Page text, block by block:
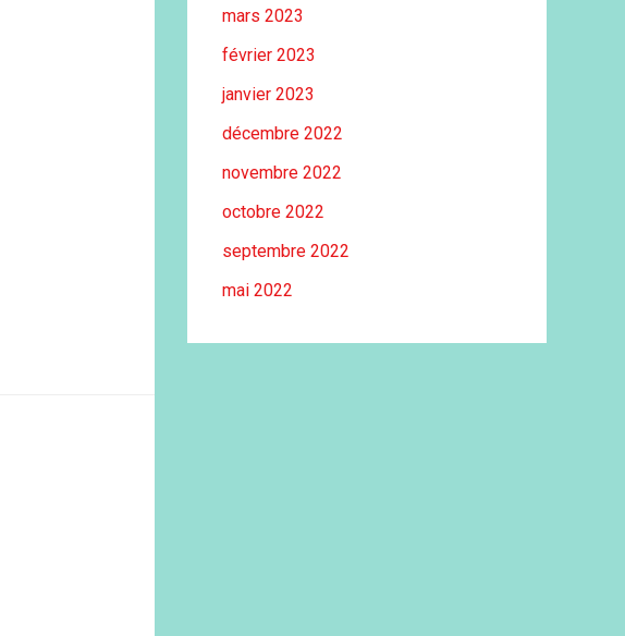
mars 2023
février 2023
janvier 2023
décembre 2022
novembre 2022
octobre 2022
septembre 2022
mai 2022